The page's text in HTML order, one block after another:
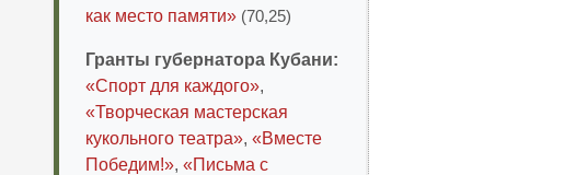
как место памяти» (70,25)
Гранты губернатора Кубани:
«Спорт для каждого»,
«Творческая мастерская
кукольного театра», «Вместе
Победим!», «Письма с